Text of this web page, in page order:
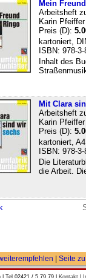
Mein
Arbeitsheft
Karin Pfeiffer
Preis (D):
kartoniert,
ISBN: 978-
Inhalt des
Mit Clara
Arbeitsheft
Karin Pfeiffer
Preis (D):
kartoniert,
ISBN: 978-
Die
die Arbeit.
Seite
Tel 02421 / 5 79 79 | Kontakt|